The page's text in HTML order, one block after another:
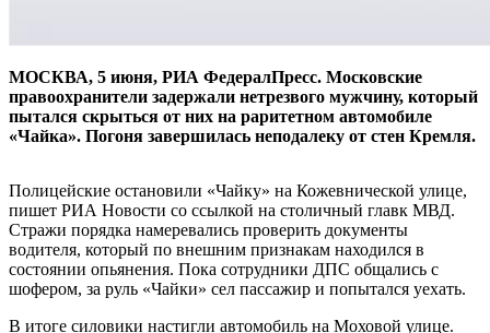
МОСКВА, 5 июня, РИА ФедералПресс. Московские
правоохранители задержали нетрезвого мужчину, который
пытался скрыться от них на раритетном автомобиле
«Чайка». Погоня завершилась неподалеку от стен Кремля.
Полицейские остановили «Чайку» на Кожевнической улице,
пишет РИА Новости со ссылкой на столичный главк МВД.
Стражи порядка намеревались проверить документы
водителя, который по внешним признакам находился в
состоянии опьянения. Пока сотрудники ДПС общались с
шофером, за руль «Чайки» сел пассажир и попытался уехать.
В итоге силовики настигли автомобиль на Моховой улице.